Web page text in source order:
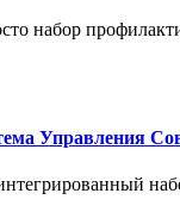
набор
Управления